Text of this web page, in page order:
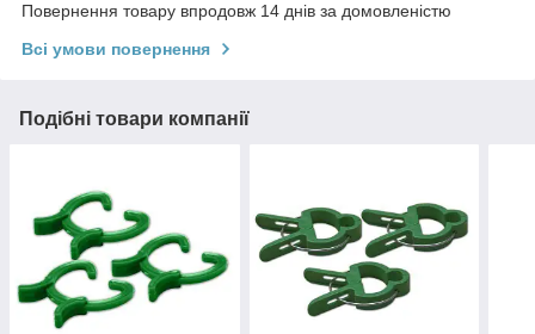
Повернення товару впродовж 14 днів за домовленістю
Всі умови повернення
Подібні товари компанії